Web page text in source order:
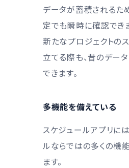
データが蓄積されるた
定でも瞬時に確認でき
新たなプロジェクトの
立てる際も、昔のデー
できます。
多機能を備えている
スケジュールアプリに
ルならではの多くの機
ます。